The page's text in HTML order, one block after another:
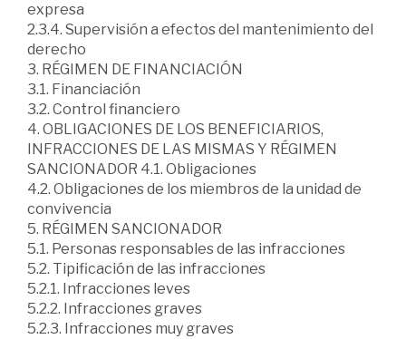
expresa
2.3.4. Supervisión a efectos del mantenimiento del
derecho
3. RÉGIMEN DE FINANCIACIÓN
3.1. Financiación
3.2. Control financiero
4. OBLIGACIONES DE LOS BENEFICIARIOS,
INFRACCIONES DE LAS MISMAS Y RÉGIMEN
SANCIONADOR 4.1. Obligaciones
4.2. Obligaciones de los miembros de la unidad de
convivencia
5. RÉGIMEN SANCIONADOR
5.1. Personas responsables de las infracciones
5.2. Tipificación de las infracciones
5.2.1. Infracciones leves
5.2.2. Infracciones graves
5.2.3. Infracciones muy graves